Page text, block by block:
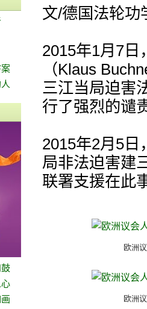
文/德国法轮功
2015年1月7日
（Klaus
三江当局迫害
行了强烈的谴
2015年2月5日
局非法迫害建
联署支援在此
欧洲
欧洲